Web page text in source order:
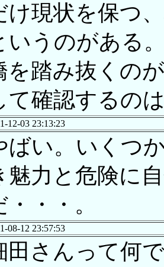
け現状を保つ
いうのがある
を踏み抜くの
て確認するの
12-03 23:13:23
ばい。いくつ
魅力と危険に
・・・。
08-12 23:57:53
田さんって何